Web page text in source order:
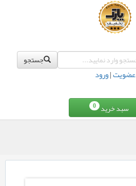
جستجو
عضویت|ورود
سبد خرید 0